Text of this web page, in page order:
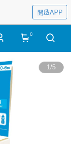
開啟APP
0
1/5